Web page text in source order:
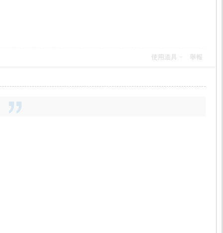
使用道具 舉報